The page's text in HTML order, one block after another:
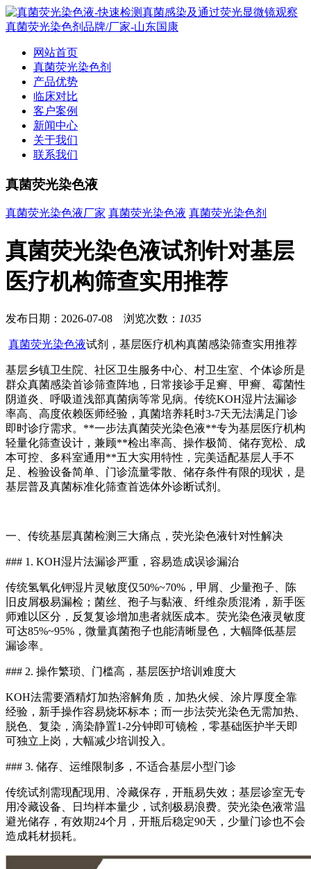
网站首页
真菌荧光染色剂
产品优势
临床对比
客户案例
新闻中心
关于我们
联系我们
真菌荧光染色液
真菌荧光染色液厂家 真菌荧光染色液 真菌荧光染色剂
真菌荧光染色液试剂针对基层
医疗机构筛查实用推荐
发布日期：2026-07-08 浏览次数： 1035
真菌荧光染色液试剂，基层医疗机构真菌感染筛查实用推荐
基层乡镇卫生院、社区卫生服务中心、村卫生室、个体诊所是
群众真菌感染首诊筛查阵地，日常接诊手足癣、甲癣、霉菌性
阴道炎、呼吸道浅部真菌病等常见病。传统KOH湿片法漏诊
率高、高度依赖医师经验，真菌培养耗时3-7天无法满足门诊
即时诊疗需求。**一步法真菌荧光染色液**专为基层医疗机构
轻量化筛查设计，兼顾**检出率高、操作极简、储存宽松、成
本可控、多科室通用**五大实用特性，完美适配基层人手不
足、检验设备简单、门诊流量零散、储存条件有限的现状，是
基层普及真菌标准化筛查首选体外诊断试剂。
一、传统基层真菌检测三大痛点，荧光染色液针对性解决
### 1. KOH湿片法漏诊严重，容易造成误诊漏治
传统氢氧化钾湿片灵敏度仅50%~70%，甲屑、少量孢子、陈
旧皮屑极易漏检；菌丝、孢子与黏液、纤维杂质混淆，新手医
师难以区分，反复复诊增加患者就医成本。荧光染色液灵敏度
可达85%~95%，微量真菌孢子也能清晰显色，大幅降低基层
漏诊率。
### 2. 操作繁琐、门槛高，基层医护培训难度大
KOH法需要酒精灯加热溶解角质，加热火候、涂片厚度全靠
经验，新手操作容易烧坏标本；而一步法荧光染色无需加热、
脱色、复染，滴染静置1-2分钟即可镜检，零基础医护半天即
可独立上岗，大幅减少培训投入。
### 3. 储存、运维限制多，不适合基层小型门诊
传统试剂需现配现用、冷藏保存，开瓶易失效；基层诊室无专
用冷藏设备、日均样本量少，试剂极易浪费。荧光染色液常温
避光储存，有效期24个月，开瓶后稳定90天，少量门诊也不会
造成耗材损耗。